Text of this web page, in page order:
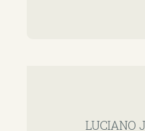
LUCIANO